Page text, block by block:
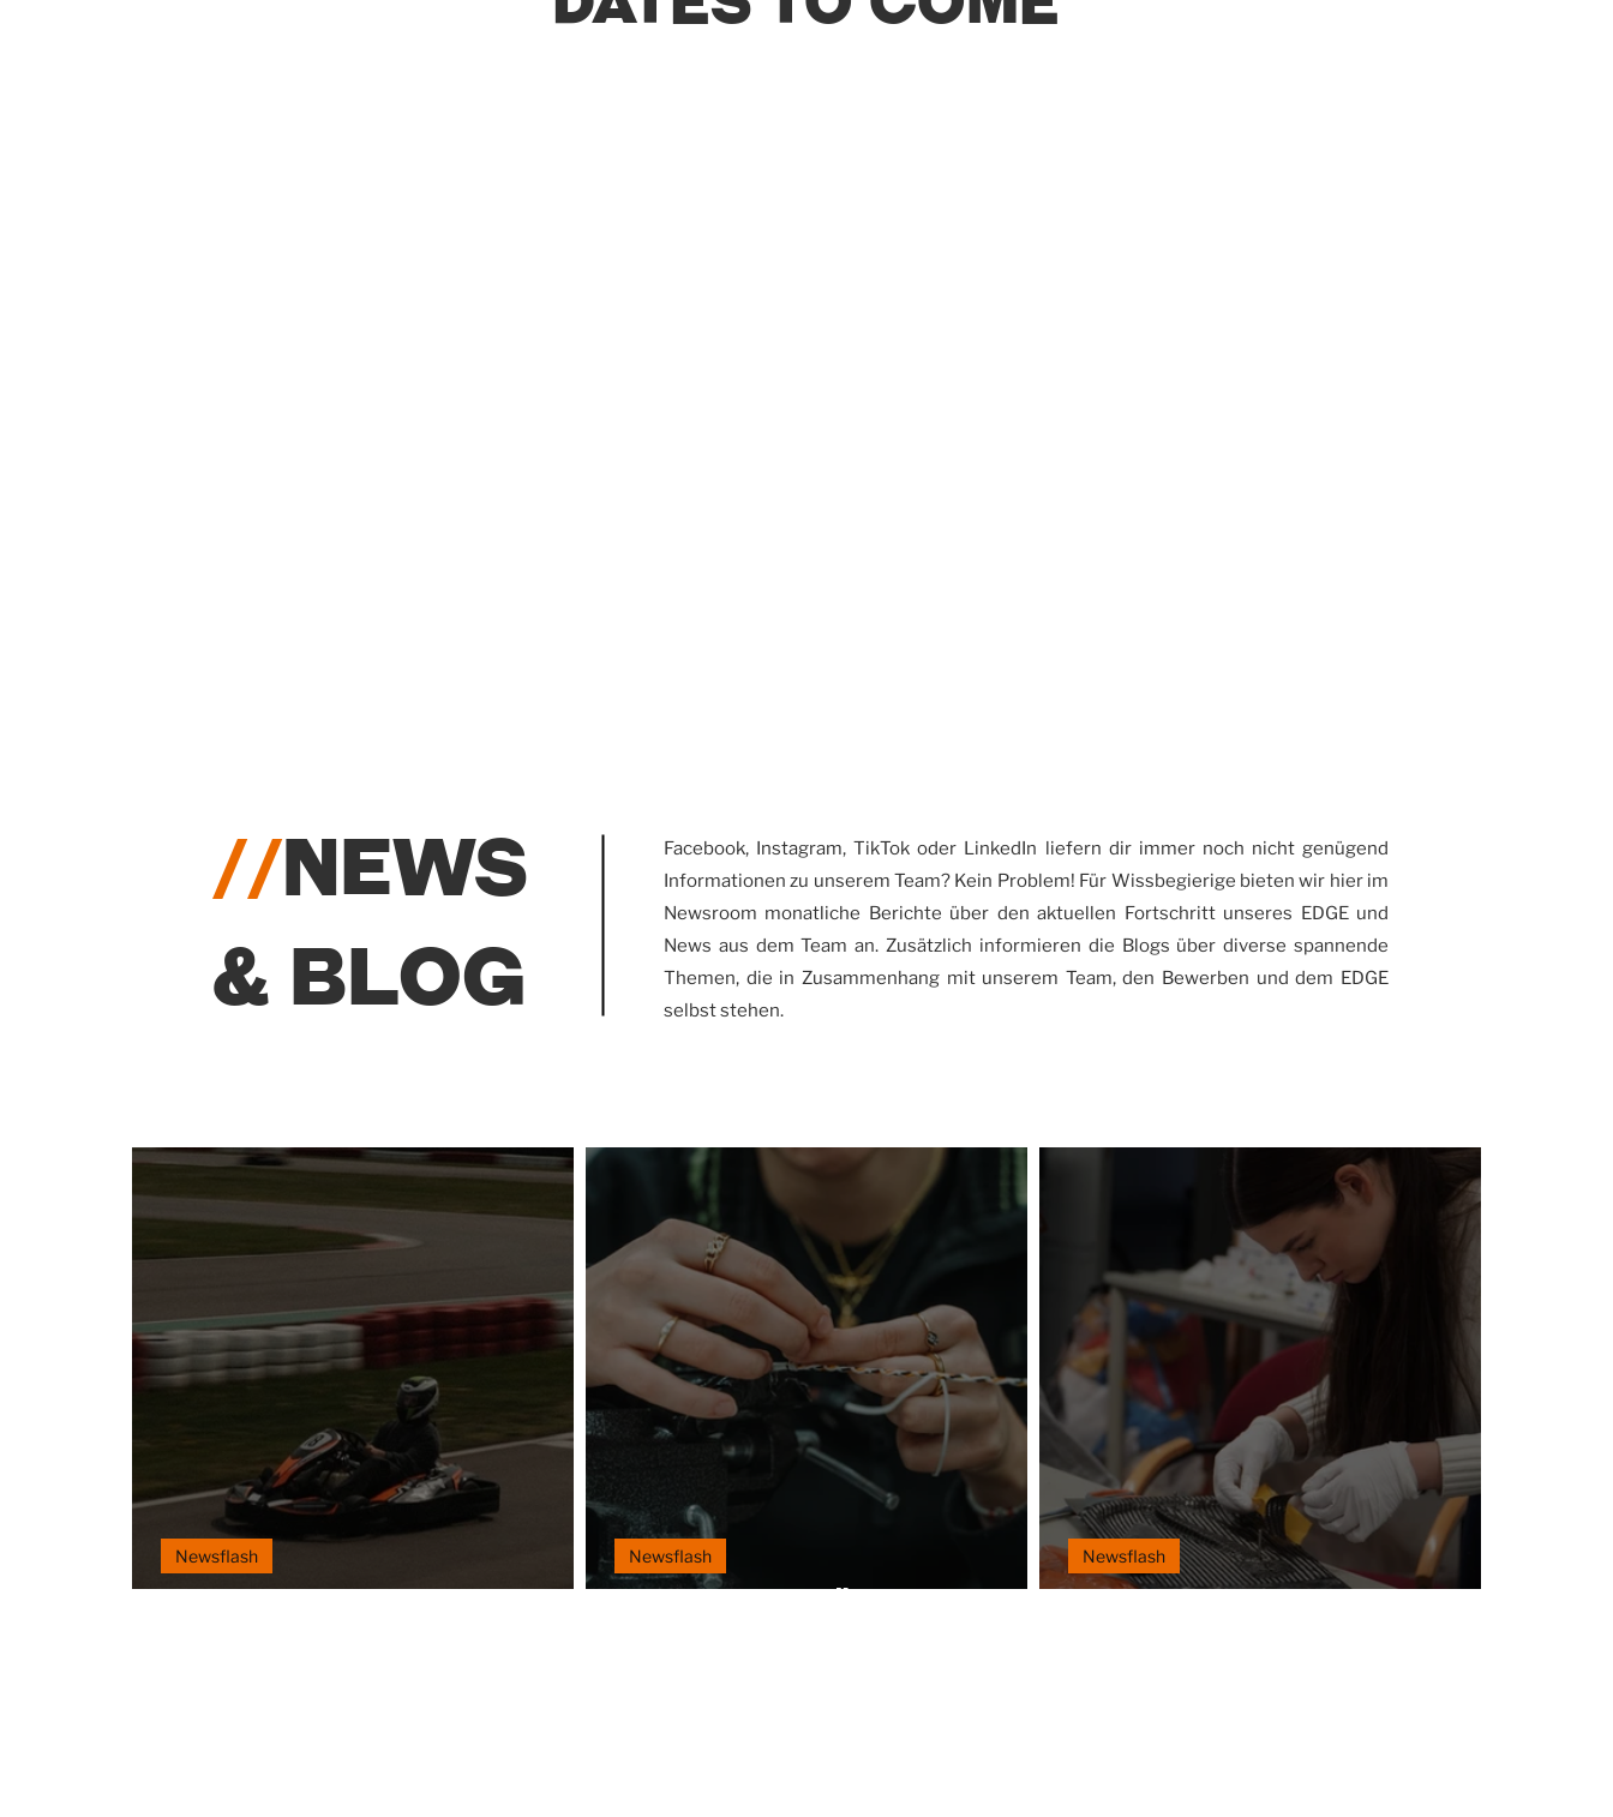
//NEWS
& BLOG
Facebook, Instagram, TikTok oder LinkedIn liefern dir immer noch nicht genügend
Informationen zu unserem Team? Kein Problem! Für Wissbegierige bieten wir hier im
Newsroom monatliche Berichte über den aktuellen Fortschritt unseres EDGE und
News aus dem Team an. Zusätzlich informieren die Blogs über diverse spannende
Themen, die in Zusammenhang mit unserem Team, den Bewerben und dem EDGE
selbst stehen.
Newsflash Newsflash Newsflash